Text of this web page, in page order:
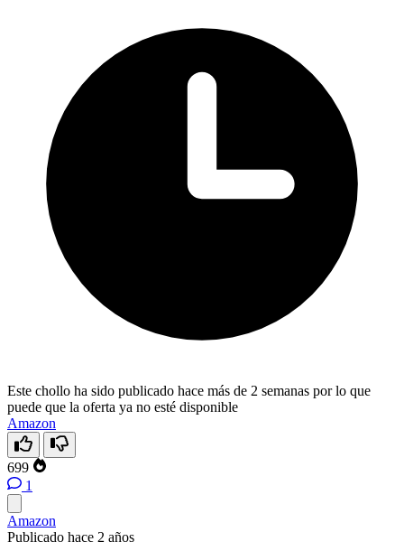
Este chollo ha sido publicado hace más de 2 semanas por lo que
puede que la oferta ya no esté disponible
Amazon
699
1
Amazon
Publicado hace 2 años